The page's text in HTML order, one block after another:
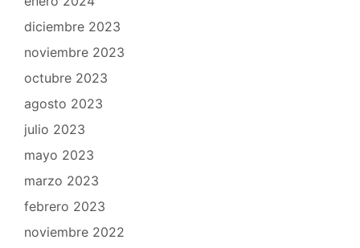
diciembre 2023
noviembre 2023
octubre 2023
agosto 2023
julio 2023
mayo 2023
marzo 2023
febrero 2023
noviembre 2022